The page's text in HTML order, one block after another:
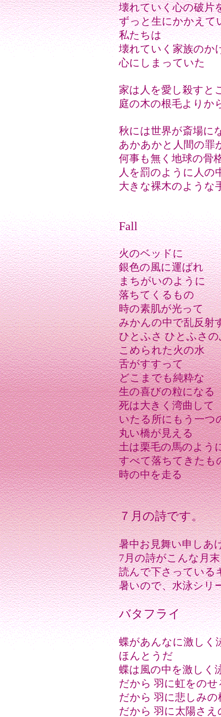
壊れていく心の破片
ずっと生にかかえて
私たちは
壊れていく家族のか
心にしまっていた
家は人を愛し殺すと
庭の木の根毛よりか
秋には世界が斎場に
あかあかと人間の罪
何事も無く地球の骨
人を罰のように人の
大きな裸木のような
Fall
火のベッドに
銀色の風に運ばれ
まちがいのように
落ちてくるもの
時の素肌が光って
みかんの中で乱反射
ひとふさ ひとふさ
こめられた火の水
舌がすすって
どこまでも純粋な
生の喜びの粒になる
死は大きく湾曲して
いたる所にもう一つ
丸い橋が見える
土は栗毛の馬のよう
すべて落ちてきたも
時の中を走る
７月の詩です。
暑中お見舞い申しあ
7月の詩がこんな月
読んで下さっている
暑いので、水泳シリ
バタフライ
蝶があんなに激しく
ほんとうだ
蝶は風の中を激しく
だから 羽に虹をのせ
だから 羽に悲しみ
だから 羽に太陽さ